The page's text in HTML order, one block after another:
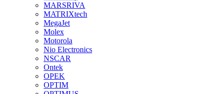
MARSRIVA
MATRIXtech
MegaJet
Molex
Motorola
Nio Electronics
NSCAR
Ontek
OPEK
OPTIM